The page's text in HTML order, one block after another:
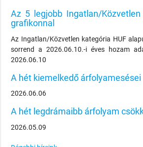
Az 5 legjobb Ingatlan/
grafikonnal
Az Ingatlan/Közvetlen kategória HUF
sorrend a 2026.06.10.-i éves hozam
2026.06.10
A hét kiemelkedő árfolyamesései
2026.06.06
A hét legdrámaibb árfolyam
2026.05.09